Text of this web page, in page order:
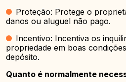
Proteção: Protege o
danos ou aluguel não pago.
Incentivo: Incentiva os
propriedade em boas
depósito.
Quanto é normalmente